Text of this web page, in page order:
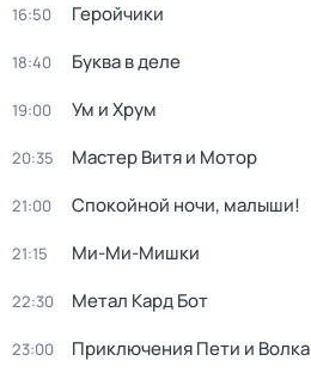
16:50 Геройчики
18:40 Буква в деле
19:00 Ум и Хрум
20:35 Мастер Витя и Мотор
21:00 Спокойной ночи, малыши!
21:15 Ми-Ми-Мишки
22:30 Метал Кард Бот
23:00 Приключения Пети и Волка